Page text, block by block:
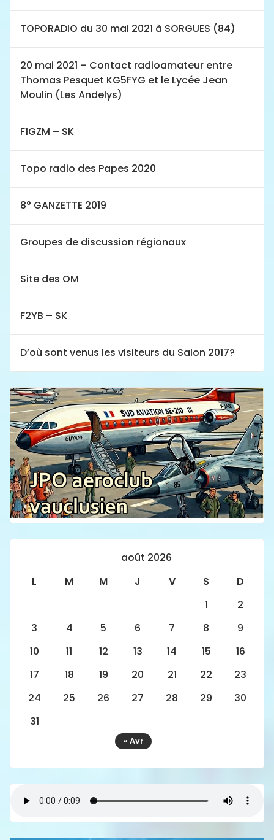
TOPORADIO du 30 mai 2021 à SORGUES (84)
20 mai 2021 – Contact radioamateur entre
Thomas Pesquet KG5FYG et le Lycée Jean
Moulin (Les Andelys)
F1GZM – SK
Topo radio des Papes 2020
8° GANZETTE 2019
Groupes de discussion régionaux
Site des OM
F2YB – SK
D’où sont venus les visiteurs du Salon 2017?
août 2026
L
M M J V S
D
1
2
3
4 5 6 7 8
9
10
11 12 13 14 15
16
17
18 19 20 21 22
23
24
25 26 27 28 29
30
31
« Avr